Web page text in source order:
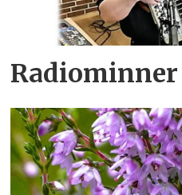
Radiominner